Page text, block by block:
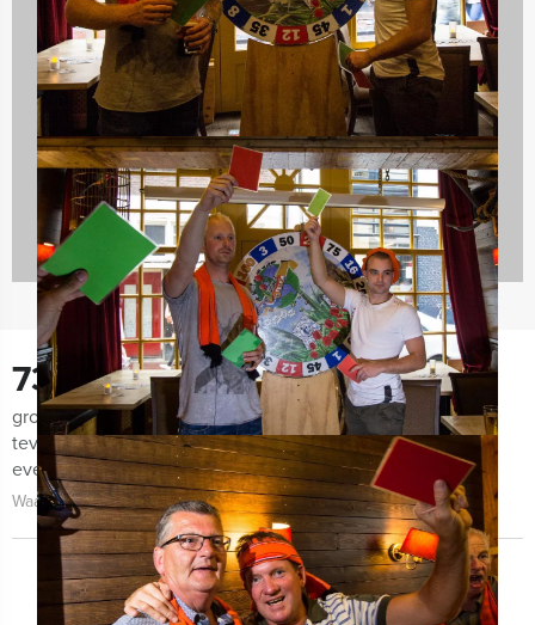
Teambuilding
2167 uitjes
730
groepen lieten ons de afgelopen maanden weten zeer
tevreden te zijn met de organisatie van het uitje, het
evenement zelf én de begeleiding!
Waarom kiezen voor Holland Tour Guides?